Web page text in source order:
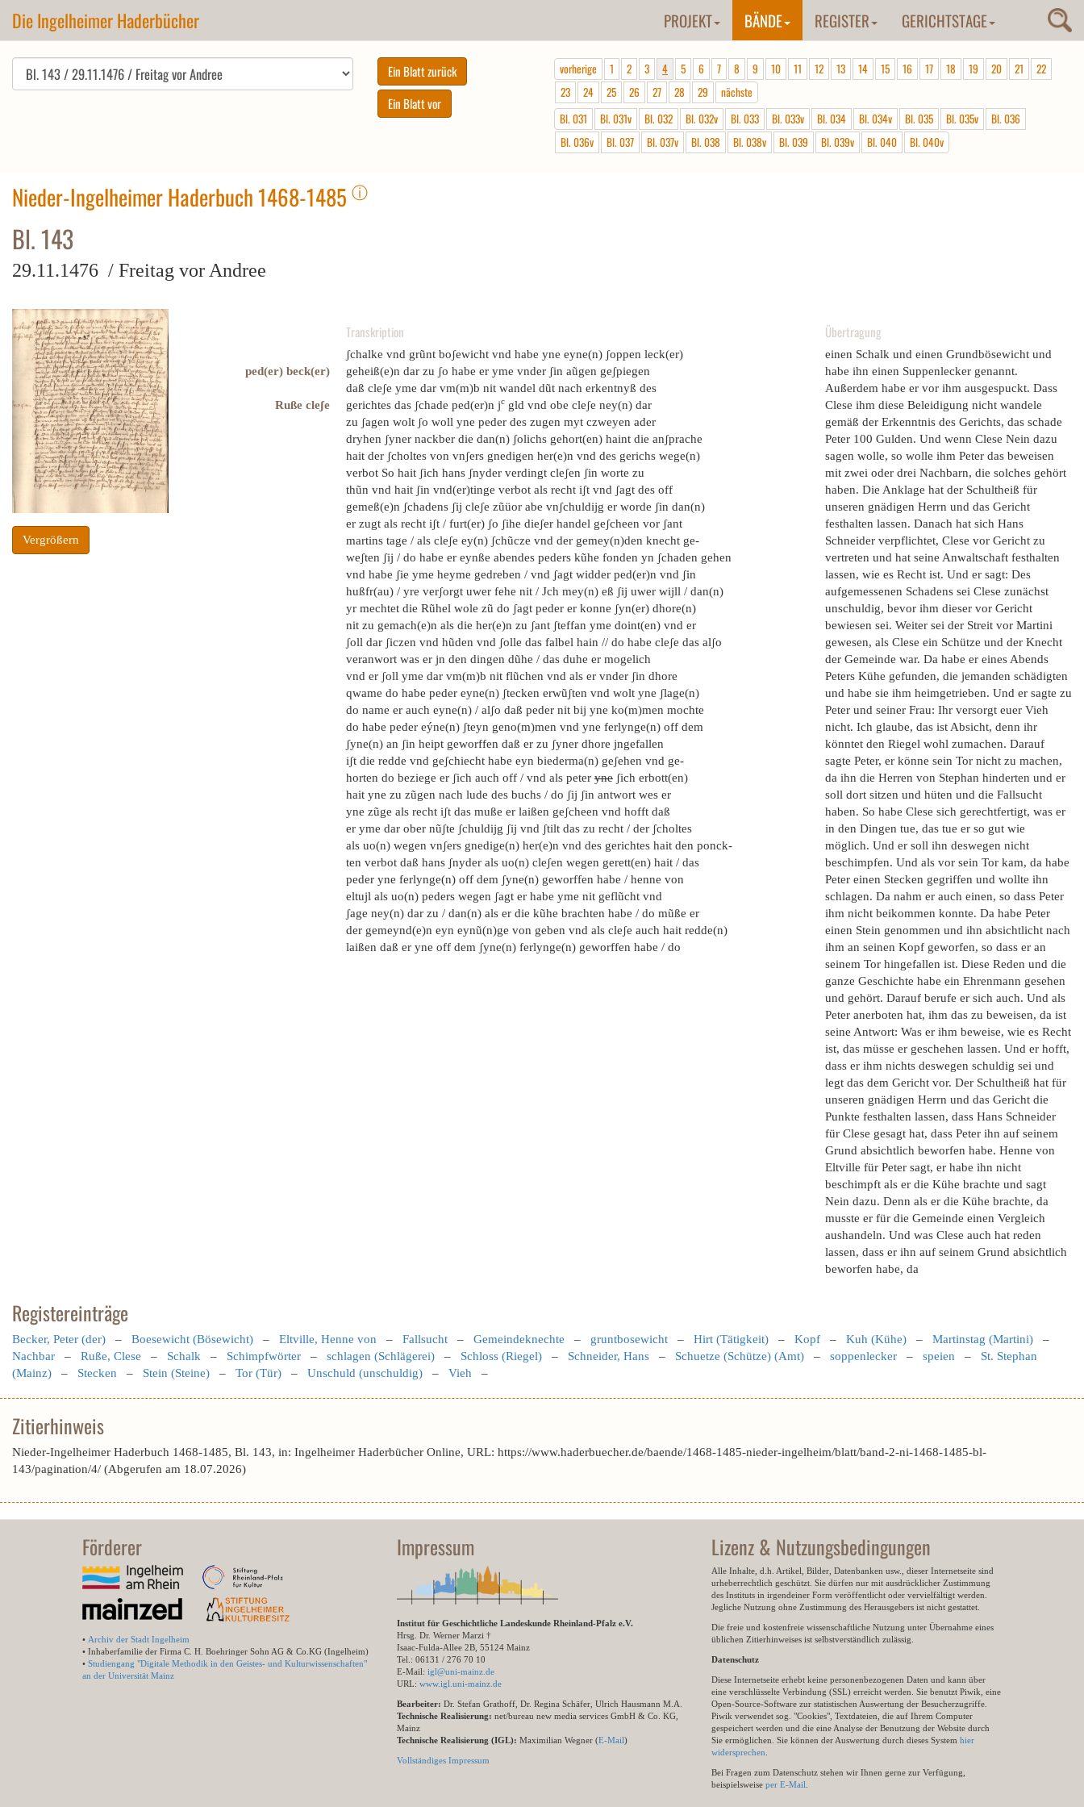
Die Ingelheimer Haderbücher PROJEKT BÄNDE REGISTER GERICHTSTAGE
vorherige 1 2 3 4 5 6 7 8 9 10 11 12 13 14 15 16 17 18 19 20 21
22
23
24 25 26 27 28 29
nächste
Bl. 031
Bl. 031v Bl. 032 Bl. 032v Bl. 033 Bl. 033v Bl. 034 Bl. 034v Bl. 035 Bl. 035v
Bl. 036
Bl. 036v
Bl. 037 Bl. 037v Bl. 038 Bl. 038v Bl. 039 Bl. 039v Bl. 040 Bl. 040v
Nieder-Ingelheimer Haderbuch 1468-1485 ⓘ
Bl. 143
29.11.1476 / Freitag vor Andree
Vergrößern
Transkription
ʃchalke vnd grũnt boʃewicht vnd habe yne eyne(n) ʃoppen leck(er)
ped(er) beck(er)
geheiß(e)n dar zu ʃo habe er yme vnder ʃin aũgen geʃpiegen
daß cleʃe yme dar vm(m)b nit wandel dũt nach erkentnyß des
Ruße cleʃe
gerichtes das ʃchade ped(er)n jc gld vnd obe cleʃe ney(n) dar
zu ʃagen wolt ʃo woll yne peder des zugen myt czweyen ader
dryhen ʃyner nackber die dan(n) ʃolichs gehort(en) haint die anʃprache
hait der ʃcholtes von vnʃers gnedigen her(e)n vnd des gerichs wege(n)
verbot So hait ʃich hans ʃnyder verdingt cleʃen ʃin worte zu
thũn vnd hait ʃin vnd(er)tinge verbot als recht iʃt vnd ʃagt des off
gemeß(e)n ʃchadens ʃij cleʃe zũüor abe vnʃchuldijg er worde ʃin dan(n)
er zugt als recht iʃt / furt(er) ʃo ʃihe dieʃer handel geʃcheen vor ʃant
martins tage / als cleʃe ey(n) ʃchũcze vnd der gemey(n)den knecht ge-
weʃten ʃij / do habe er eynße abendes peders kũhe fonden yn ʃchaden gehen
vnd habe ʃie yme heyme gedreben / vnd ʃagt widder ped(er)n vnd ʃin
hußfr(au) / yre verʃorgt uwer fehe nit / Jch mey(n) eß ʃij uwer wijll / dan(n)
yr mechtet die Rũhel wole zũ do ʃagt peder er konne ʃyn(er) dhore(n)
nit zu gemach(e)n als die her(e)n zu ʃant ʃteffan yme doint(en) vnd er
ʃoll dar ʃiczen vnd hũden vnd ʃolle das falbel hain // do habe cleʃe das alʃo
veranwort was er jn den dingen dũhe / das duhe er mogelich
vnd er ʃoll yme dar vm(m)b nit flũchen vnd als er vnder ʃin dhore
qwame do habe peder eyne(n) ʃtecken erwũʃten vnd wolt yne ʃlage(n)
do name er auch eyne(n) / alʃo daß peder nit bij yne ko(m)men mochte
do habe peder eýne(n) ʃteyn geno(m)men vnd yne ferlynge(n) off dem
ʃyne(n) an ʃin heipt geworffen daß er zu ʃyner dhore jngefallen
iʃt die redde vnd geʃchiecht habe eyn biederma(n) geʃehen vnd ge-
horten do beziege er ʃich auch off / vnd als peter yne ʃich erbott(en)
hait yne zu zũgen nach lude des buchs / do ʃij ʃin antwort wes er
yne zũge als recht iʃt das muße er laißen geʃcheen vnd hofft daß
er yme dar ober nũʃte ʃchuldijg ʃij vnd ʃtilt das zu recht / der ʃcholtes
als uo(n) wegen vnʃers gnedige(n) her(e)n vnd des gerichtes hait den ponck-
ten verbot daß hans ʃnyder als uo(n) cleʃen wegen gerett(en) hait / das
peder yne ferlynge(n) off dem ʃyne(n) geworffen habe / henne von
eltujl als uo(n) peders wegen ʃagt er habe yme nit geflũcht vnd
ʃage ney(n) dar zu / dan(n) als er die kũhe brachten habe / do mũße er
der gemeynd(e)n eyn eynũ(n)ge von geben vnd als cleʃe auch hait redde(n)
laißen daß er yne off dem ʃyne(n) ferlynge(n) geworffen habe / do
Übertragung
einen Schalk und einen Grundbösewicht und
habe ihn einen Suppenlecker genannt.
Außerdem habe er vor ihm ausgespuckt. Dass
Clese ihm diese Beleidigung nicht wandele
gemäß der Erkenntnis des Gerichts, das schade
Peter 100 Gulden. Und wenn Clese Nein dazu
sagen wolle, so wolle ihm Peter das beweisen
mit zwei oder drei Nachbarn, die solches gehört
haben. Die Anklage hat der Schultheiß für
unseren gnädigen Herrn und das Gericht
festhalten lassen. Danach hat sich Hans
Schneider verpflichtet, Clese vor Gericht zu
vertreten und hat seine Anwaltschaft festhalten
lassen, wie es Recht ist. Und er sagt: Des
aufgemessenen Schadens sei Clese zunächst
unschuldig, bevor ihm dieser vor Gericht
bewiesen sei. Weiter sei der Streit vor Martini
gewesen, als Clese ein Schütze und der Knecht
der Gemeinde war. Da habe er eines Abends
Peters Kühe gefunden, die jemanden schädigten
und habe sie ihm heimgetrieben. Und er sagte zu
Peter und seiner Frau: Ihr versorgt euer Vieh
nicht. Ich glaube, das ist Absicht, denn ihr
könntet den Riegel wohl zumachen. Darauf
sagte Peter, er könne sein Tor nicht zu machen,
da ihn die Herren von Stephan hinderten und er
soll dort sitzen und hüten und die Fallsucht
haben. So habe Clese sich gerechtfertigt, was er
in den Dingen tue, das tue er so gut wie
möglich. Und er soll ihn deswegen nicht
beschimpfen. Und als vor sein Tor kam, da habe
Peter einen Stecken gegriffen und wollte ihn
schlagen. Da nahm er auch einen, so dass Peter
ihm nicht beikommen konnte. Da habe Peter
einen Stein genommen und ihn absichtlicht nach
ihm an seinen Kopf geworfen, so dass er an
seinem Tor hingefallen ist. Diese Reden und die
ganze Geschichte habe ein Ehrenmann gesehen
und gehört. Darauf berufe er sich auch. Und als
Peter anerboten hat, ihm das zu beweisen, da ist
seine Antwort: Was er ihm beweise, wie es Recht
ist, das müsse er geschehen lassen. Und er hofft,
dass er ihm nichts deswegen schuldig sei und
legt das dem Gericht vor. Der Schultheiß hat für
unseren gnädigen Herrn und das Gericht die
Punkte festhalten lassen, dass Hans Schneider
für Clese gesagt hat, dass Peter ihn auf seinem
Grund absichtlich beworfen habe. Henne von
Eltville für Peter sagt, er habe ihn nicht
beschimpft als er die Kühe brachte und sagt
Nein dazu. Denn als er die Kühe brachte, da
musste er für die Gemeinde einen Vergleich
aushandeln. Und was Clese auch hat reden
lassen, dass er ihn auf seinem Grund absichtlich
beworfen habe, da
Registereinträge
Becker, Peter (der) – Boesewicht (Bösewicht) – Eltville, Henne von – Fallsucht – Gemeindeknechte – gruntbosewicht – Hirt (Tätigkeit) – Kopf – Kuh (Kühe) – Martinstag (Martini) –
Nachbar – Ruße, Clese – Schalk – Schimpfwörter – schlagen (Schlägerei) – Schloss (Riegel) – Schneider, Hans – Schuetze (Schütze) (Amt) – soppenlecker – speien – St. Stephan
(Mainz) – Stecken – Stein (Steine) – Tor (Tür) – Unschuld (unschuldig) – Vieh –
Zitierhinweis
Nieder-Ingelheimer Haderbuch 1468-1485, Bl. 143, in: Ingelheimer Haderbücher Online, URL: https://www.haderbuecher.de/baende/1468-1485-nieder-ingelheim/blatt/band-2-ni-1468-1485-bl-
143/pagination/4/ (Abgerufen am 18.07.2026)
Förderer
• Archiv der Stadt Ingelheim
• Inhaberfamilie der Firma C. H. Boehringer Sohn AG & Co.KG (Ingelheim)
• Studiengang "Digitale Methodik in den Geistes- und Kulturwissenschaften"
an der Universität Mainz
Impressum
Institut für Geschichtliche Landeskunde Rheinland-Pfalz e.V.
Hrsg. Dr. Werner Marzi †
Isaac-Fulda-Allee 2B, 55124 Mainz
Tel.: 06131 / 276 70 10
E-Mail: igl@uni-mainz.de
URL: www.igl.uni-mainz.de
Bearbeiter: Dr. Stefan Grathoff, Dr. Regina Schäfer, Ulrich Hausmann M.A.
Technische Realisierung: net/bureau new media services GmbH & Co. KG,
Mainz
Technische Realisierung (IGL): Maximilian Wegner (E-Mail)
Vollständiges Impressum
Lizenz & Nutzungsbedingungen
Alle Inhalte, d.h. Artikel, Bilder, Datenbanken usw., dieser Internetseite sind
urheberrechtlich geschützt. Sie dürfen nur mit ausdrücklicher Zustimmung
des Instituts in irgendeiner Form veröffentlicht oder vervielfältigt werden.
Jegliche Nutzung ohne Zustimmung des Herausgebers ist nicht gestattet.
Die freie und kostenfreie wissenschaftliche Nutzung unter Übernahme eines
üblichen Zitierhinweises ist selbstverständlich zulässig.
Datenschutz
Diese Internetseite erhebt keine personenbezogenen Daten und kann über
eine verschlüsselte Verbindung (SSL) erreicht werden. Sie benutzt Piwik, eine
Open-Source-Software zur statistischen Auswertung der Besucherzugriffe.
Piwik verwendet sog. "Cookies", Textdateien, die auf Ihrem Computer
gespeichert werden und die eine Analyse der Benutzung der Website durch
Sie ermöglichen. Sie können der Auswertung durch dieses System hier
widersprechen
Bei Fragen zum Datenschutz stehen wir Ihnen gerne zur Verfügung,
beispielsweise per E-Mail